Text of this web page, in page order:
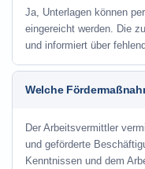
Ja, Unterlagen können
eingereicht werden. Die
und informiert über
Welche
Der Arbeitsvermittler
und geförderte
Kenntnissen und dem